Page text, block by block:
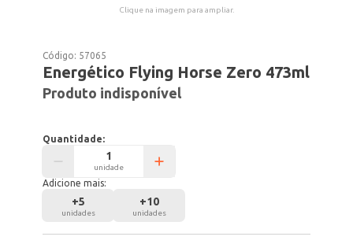
Clique na imagem para ampliar.
Código: 57065
Energético Flying Horse Zero 473ml
Produto indisponível
Quantidade:
unidade
Adicione mais:
+5
unidades
+10
unidades